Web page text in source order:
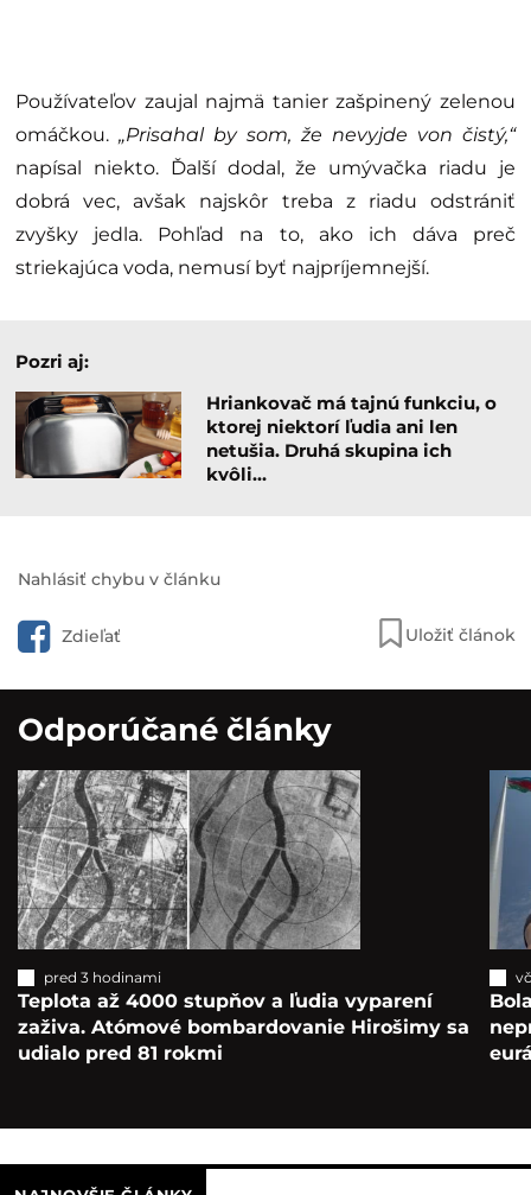
Používateľov zaujal najmä tanier zašpinený zelenou
omáčkou. „Prisahal by som, že nevyjde von čistý,“
napísal niekto. Ďalší dodal, že umývačka riadu je
dobrá vec, avšak najskôr treba z riadu odstrániť
zvyšky jedla. Pohľad na to, ako ich dáva preč
striekajúca voda, nemusí byť najpríjemnejší.
Pozri aj:
Hriankovač má tajnú funkciu, o
ktorej niektorí ľudia ani len
netušia. Druhá skupina ich
kvôli…
Nahlásiť chybu v článku
Zdieľať Uložiť článok
Odporúčané články
pred 3 hodinami
Teplota až 4000 stupňov a ľudia vyparení
zaživa. Atómové bombardovanie Hirošimy sa
udialo pred 81 rokmi